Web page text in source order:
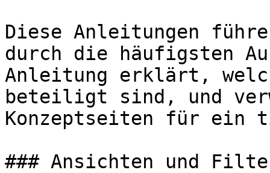
Diese Anleitungen
durch die häufigsten
Anleitung erklärt,
beteiligt sind, und
Konzeptseiten für ein
### Ansichten und